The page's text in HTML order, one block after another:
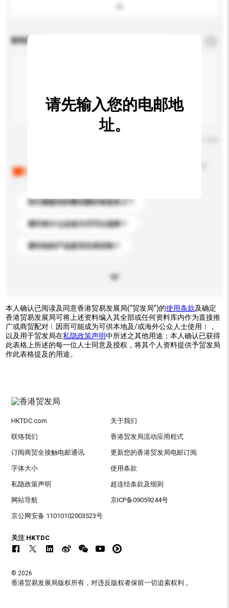
查询内容
你们能提供的最优惠价格是多少？
请问有什么运送方式可以选择？
请问你的产品是否支持定制？
请先输入您的电邮地
址。
本人确认已阅读及同意香港贸易发展局(“贸发局”)的使用条款及确定
香港贸易发展局可将上述资料编入其全部或任何资料库内作为直接推
广或商贸配对﹝因而可能成为可供本地及/或海外公众人士使用﹞，
以及用于贸发局在私隐政策声明中所述之其他用途；本人确认已获得
此表格上所述的每一位人士同意及授权，将其个人资料提供予贸发局
作此表格提及的用途。
HKTDC.com 关于我们
联络我们 香港贸发局流动应用程式
订阅商贸全接触电邮通讯 更新您的香港贸发局电邮订阅
字体大小 使用条款
私隐政策声明 超连结条款及细则
网站导航 京ICP备09059244号
京公网安备 11010102003523号
关注 HKTDC
© 2026
香港贸易发展局版权所有，对违反版权者保留一切追索权利 。